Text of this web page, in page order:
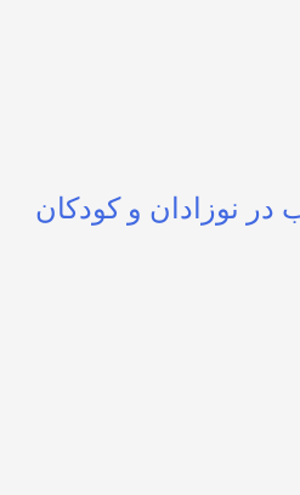
در نوزادان و کودکان